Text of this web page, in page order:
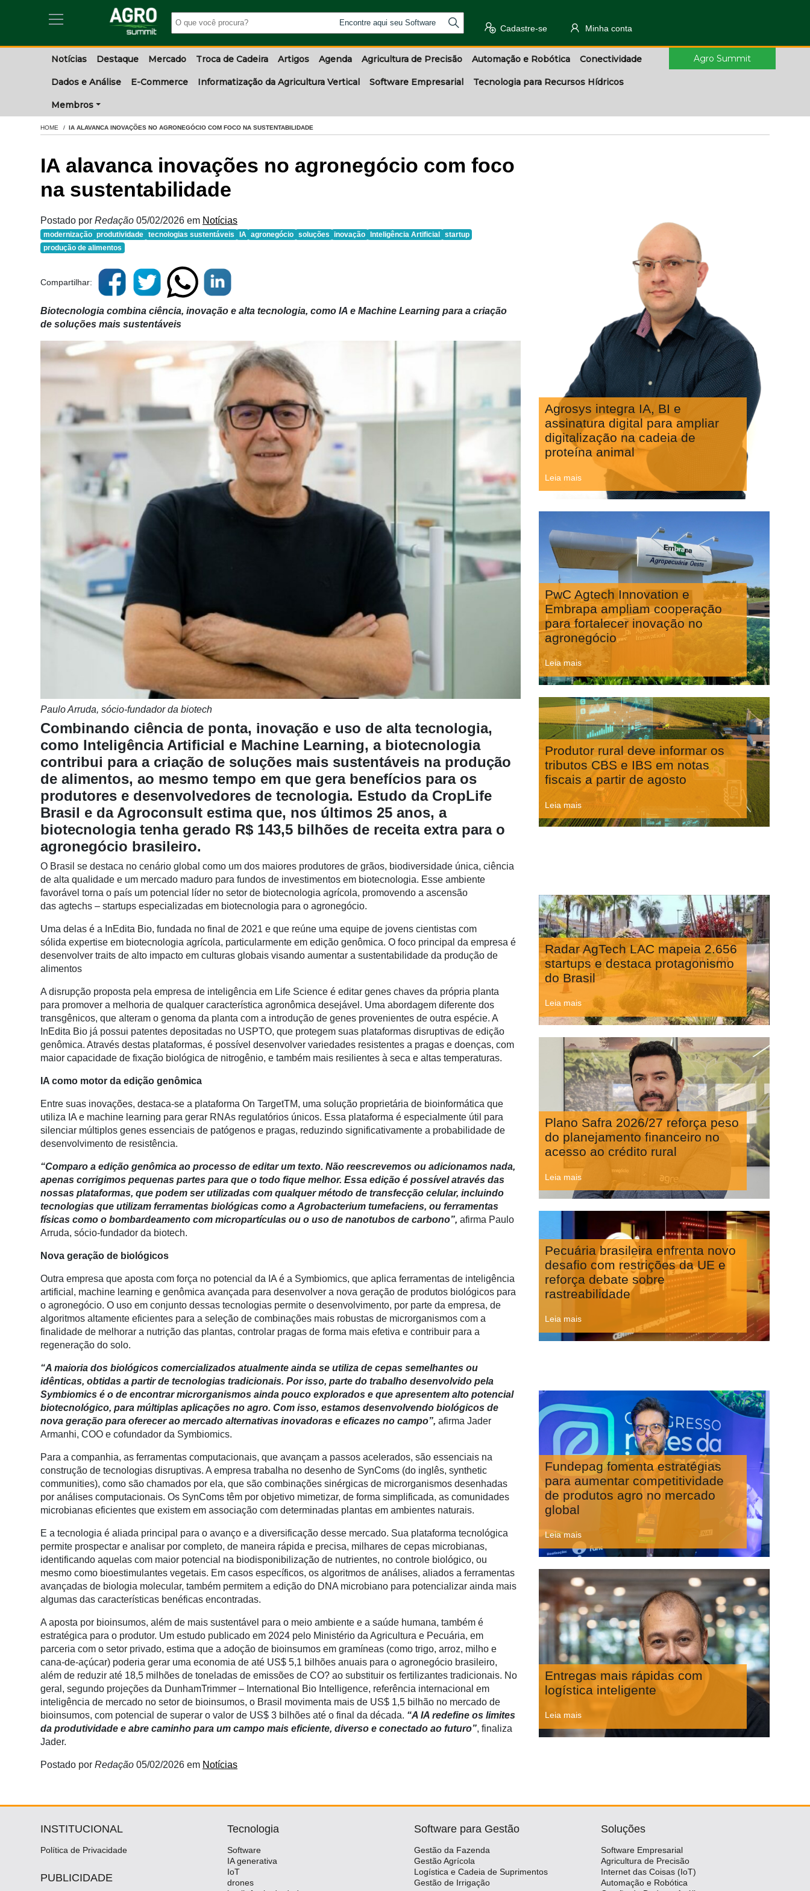
Mercado
Precisão
Automação
Robótica
Conectividade
Commerce
Informatização
Agricultura
Software
Empresarial
Tecnologia
Recursos
Membros
Liberali
Netrin
Tecprime
Agro
Encontre aqui seu Software
Cadastre-se Minha conta
Notícias Destaque Mercado Troca de Cadeira Artigos Agenda Agricultura de Precisão Automação e Robótica Conectividade
Dados e Análise E-Commerce Informatização da Agricultura Vertical Software Empresarial Tecnologia para Recursos Hídricos
Membros
Agro Summit
HOME IA ALAVANCA INOVAÇÕES NO AGRONEGÓCIO COM FOCO NA SUSTENTABILIDADE
IA alavanca inovações no agronegócio com foco
na sustentabilidade
Postado por Redação 05/02/2026 em Notícias
modernização produtividade tecnologias sustentáveis IA agronegócio soluções inovação Inteligência Artificial
startup
produção de alimentos
Compartilhar:
Biotecnologia combina ciência, inovação e alta tecnologia, como IA e Machine Learning para a criação
de soluções mais sustentáveis
Paulo Arruda, sócio-fundador da biotech
Combinando ciência de ponta, inovação e uso de alta tecnologia,
como Inteligência Artificial e Machine Learning, a biotecnologia
contribui para a criação de soluções mais sustentáveis na produção
de alimentos, ao mesmo tempo em que gera benefícios para os
produtores e desenvolvedores de tecnologia. Estudo da CropLife
Brasil e da Agroconsult estima que, nos últimos 25 anos, a
biotecnologia tenha gerado R$ 143,5 bilhões de receita extra para o
agronegócio brasileiro.
O Brasil se destaca no cenário global como um dos maiores produtores de grãos, biodiversidade única, ciência
de alta qualidade e um mercado maduro para fundos de investimentos em biotecnologia. Esse ambiente
favorável torna o país um potencial líder no setor de biotecnologia agrícola, promovendo a ascensão
das agtechs – startups especializadas em biotecnologia para o agronegócio.
Uma delas é a InEdita Bio, fundada no final de 2021 e que reúne uma equipe de jovens cientistas com
sólida expertise em biotecnologia agrícola, particularmente em edição genômica. O foco principal da empresa é
desenvolver traits de alto impacto em culturas globais visando aumentar a sustentabilidade da produção de
alimentos
A disrupção proposta pela empresa de inteligência em Life Science é editar genes chaves da própria planta
para promover a melhoria de qualquer característica agronômica desejável. Uma abordagem diferente dos
transgênicos, que alteram o genoma da planta com a introdução de genes provenientes de outra espécie. A
InEdita Bio já possui patentes depositadas no USPTO, que protegem suas plataformas disruptivas de edição
genômica. Através destas plataformas, é possível desenvolver variedades resistentes a pragas e doenças, com
maior capacidade de fixação biológica de nitrogênio, e também mais resilientes à seca e altas temperaturas.
IA como motor da edição genômica
Entre suas inovações, destaca-se a plataforma On TargetTM, uma solução proprietária de bioinformática que
utiliza IA e machine learning para gerar RNAs regulatórios únicos. Essa plataforma é especialmente útil para
silenciar múltiplos genes essenciais de patógenos e pragas, reduzindo significativamente a probabilidade de
desenvolvimento de resistência.
“Comparo a edição genômica ao processo de editar um texto. Não reescrevemos ou adicionamos nada,
apenas corrigimos pequenas partes para que o todo fique melhor. Essa edição é possível através das
nossas plataformas, que podem ser utilizadas com qualquer método de transfecção celular, incluindo
tecnologias que utilizam ferramentas biológicas como a Agrobacterium tumefaciens, ou ferramentas
físicas como o bombardeamento com micropartículas ou o uso de nanotubos de carbono”, afirma Paulo
Arruda, sócio-fundador da biotech.
Nova geração de biológicos
Outra empresa que aposta com força no potencial da IA é a Symbiomics, que aplica ferramentas de inteligência
artificial, machine learning e genômica avançada para desenvolver a nova geração de produtos biológicos para
o agronegócio. O uso em conjunto dessas tecnologias permite o desenvolvimento, por parte da empresa, de
algoritmos altamente eficientes para a seleção de combinações mais robustas de microrganismos com a
finalidade de melhorar a nutrição das plantas, controlar pragas de forma mais efetiva e contribuir para a
regeneração do solo.
“A maioria dos biológicos comercializados atualmente ainda se utiliza de cepas semelhantes ou
idênticas, obtidas a partir de tecnologias tradicionais. Por isso, parte do trabalho desenvolvido pela
Symbiomics é o de encontrar microrganismos ainda pouco explorados e que apresentem alto potencial
biotecnológico, para múltiplas aplicações no agro. Com isso, estamos desenvolvendo biológicos de
nova geração para oferecer ao mercado alternativas inovadoras e eficazes no campo”, afirma Jader
Armanhi, COO e cofundador da Symbiomics.
Para a companhia, as ferramentas computacionais, que avançam a passos acelerados, são essenciais na
construção de tecnologias disruptivas. A empresa trabalha no desenho de SynComs (do inglês, synthetic
communities), como são chamados por ela, que são combinações sinérgicas de microrganismos desenhadas
por análises computacionais. Os SynComs têm por objetivo mimetizar, de forma simplificada, as comunidades
microbianas eficientes que existem em associação com determinadas plantas em ambientes naturais.
E a tecnologia é aliada principal para o avanço e a diversificação desse mercado. Sua plataforma tecnológica
permite prospectar e analisar por completo, de maneira rápida e precisa, milhares de cepas microbianas,
identificando aquelas com maior potencial na biodisponibilização de nutrientes, no controle biológico, ou
mesmo como bioestimulantes vegetais. Em casos específicos, os algoritmos de análises, aliados a ferramentas
avançadas de biologia molecular, também permitem a edição do DNA microbiano para potencializar ainda mais
algumas das características benéficas encontradas.
A aposta por bioinsumos, além de mais sustentável para o meio ambiente e a saúde humana, também é
estratégica para o produtor. Um estudo publicado em 2024 pelo Ministério da Agricultura e Pecuária, em
parceria com o setor privado, estima que a adoção de bioinsumos em gramíneas (como trigo, arroz, milho e
cana-de-açúcar) poderia gerar uma economia de até US$ 5,1 bilhões anuais para o agronegócio brasileiro,
além de reduzir até 18,5 milhões de toneladas de emissões de CO? ao substituir os fertilizantes tradicionais. No
geral, segundo projeções da DunhamTrimmer – International Bio Intelligence, referência internacional em
inteligência de mercado no setor de bioinsumos, o Brasil movimenta mais de US$ 1,5 bilhão no mercado de
bioinsumos, com potencial de superar o valor de US$ 3 bilhões até o final da década. “A IA redefine os limites
da produtividade e abre caminho para um campo mais eficiente, diverso e conectado ao futuro”, finaliza
Jader.
Postado por Redação 05/02/2026 em Notícias
Agrosys integra IA, BI e
assinatura digital para ampliar
digitalização na cadeia de
proteína animal
Leia mais
PwC Agtech Innovation e
Embrapa ampliam cooperação
para fortalecer inovação no
agronegócio
Leia mais
Produtor rural deve informar os
tributos CBS e IBS em notas
fiscais a partir de agosto
Leia mais
Radar AgTech LAC mapeia 2.656
startups e destaca protagonismo
do Brasil
Leia mais
Plano Safra 2026/27 reforça peso
do planejamento financeiro no
acesso ao crédito rural
Leia mais
Pecuária brasileira enfrenta novo
desafio com restrições da UE e
reforça debate sobre
rastreabilidade
Leia mais
Fundepag fomenta estratégias
para aumentar competitividade
de produtos agro no mercado
global
Leia mais
Entregas mais rápidas com
logística inteligente
Leia mais
INSTITUCIONAL
Política de Privacidade
PUBLICIDADE
Tecnologia
Software
IA generativa
IoT
drones
Software para Gestão
Gestão da Fazenda
Gestão Agrícola
Logística e Cadeia de Suprimentos
Gestão de Irrigação
Soluções
Software Empresarial
Agricultura de Precisão
Internet das Coisas (IoT)
Automação e Robótica